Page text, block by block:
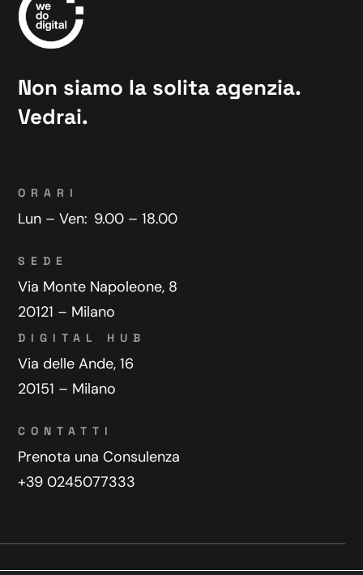
Non siamo la solita agenzia.
Vedrai.
ORARI
Lun – Ven: 9.00 – 18.00
SEDE
Via Monte Napoleone, 8
20121 – Milano
DIGITAL HUB
Via delle Ande, 16
20151 – Milano
CONTATTI
Prenota una Consulenza
+39 0245077333